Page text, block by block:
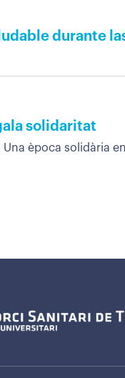
durante
solidaritat
Una època solidària